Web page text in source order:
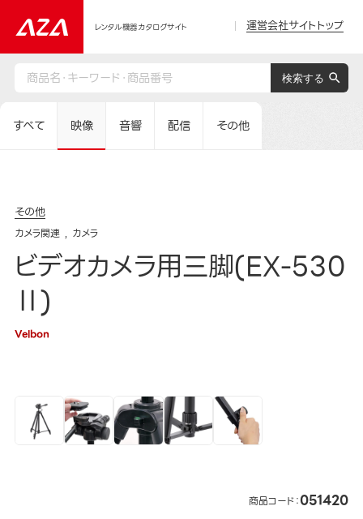
レンタル機器カタログサイト 運営会社サイトトップ
すべて 映像 音響 配信 その他
その他
カメラ関連 カメラ
ビデオカメラ用三脚(EX-530
Ⅱ)
Velbon
商品コード：051420